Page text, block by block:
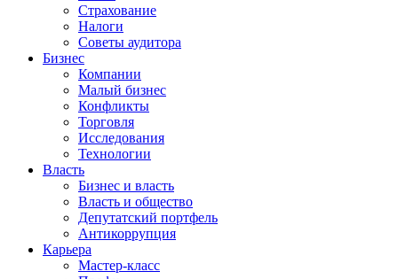
Страхование
Налоги
Советы аудитора
Бизнес
Компании
Малый бизнес
Конфликты
Торговля
Исследования
Технологии
Власть
Бизнес и власть
Власть и общество
Депутатский портфель
Антикоррупция
Карьера
Мастер-класс